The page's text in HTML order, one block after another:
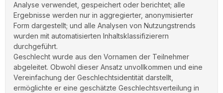
Analyse verwendet, gespeichert oder berichtet; alle
Ergebnisse werden nur in aggregierter, anonymisierter
Form dargestellt; und alle Analysen von Nutzungstrends
wurden mit automatisierten Inhaltsklassifizierern
durchgeführt.
Geschlecht wurde aus den Vornamen der Teilnehmer
abgeleitet. Obwohl dieser Ansatz unvollkommen und eine
Vereinfachung der Geschlechtsidentität darstellt,
ermöglichte er eine geschätzte Geschlechtsverteilung in